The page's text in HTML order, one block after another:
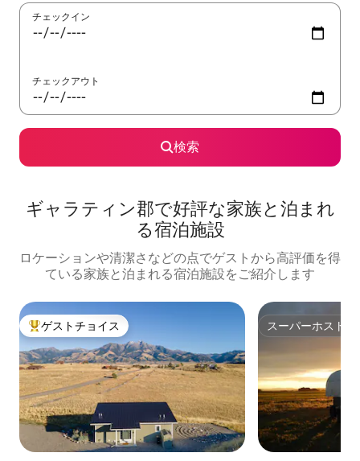
チェックイン
チェックアウト
検索
ギャラティン郡で好評な家族と泊まれ
る宿泊施設
ロケーションや清潔さなどの点でゲストから高評価を得
ている家族と泊まれる宿泊施設をご紹介します
大好評のゲストチョイスです。
ゲストチョイス スーパーホスト
スーパーホスト